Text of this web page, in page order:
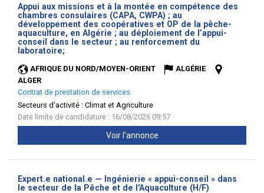
Appui aux missions et à la montée en compétence des
chambres consulaires (CAPA, CWPA) ; au
développement des coopératives et OP de la pêche-
aquaculture, en Algérie ; au déploiement de l’appui-
conseil dans le secteur ; au renforcement du
laboratoire;
AFRIQUE DU NORD/MOYEN-ORIENT
ALGÉRIE
ALGER
Contrat de prestation de services
Secteurs d'activité : Climat et Agriculture
Date limite de candidature : 16/08/2026 09:57
Voir l'annonce
Expert.e national.e — Ingénierie « appui-conseil » dans
le secteur de la Pêche et de l'Aquaculture (H/F)